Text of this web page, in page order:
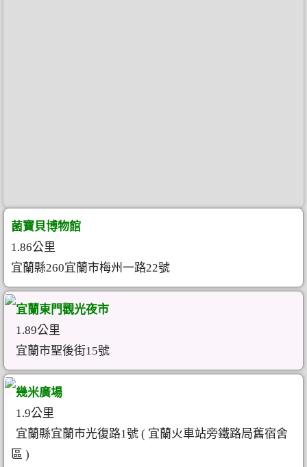
菌寶貝博物館
1.86公里
宜蘭縣260宜蘭市梅州一路22號
宜蘭東門觀光夜市
1.89公里
宜蘭市聖後街15號
幾米廣場
1.9公里
宜蘭縣宜蘭市光復路1號 ( 宜蘭火車站旁鐵路局舊宿舍
區 )